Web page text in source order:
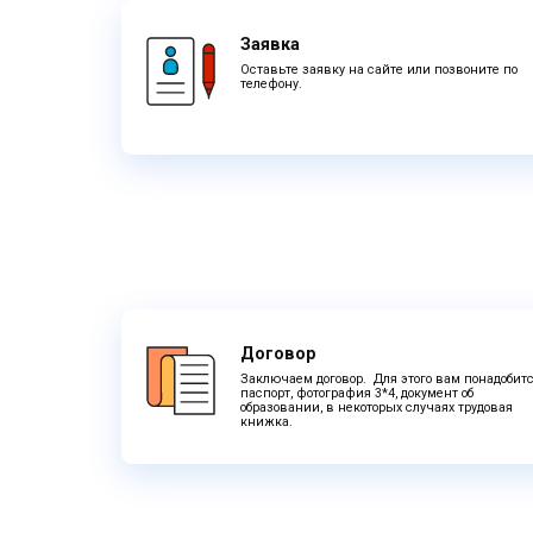
Заявка
Оставьте заявку на сайте или позвоните по
телефону.
Договор
Заключаем договор. Для этого вам
паспорт, фотография 3*4, документ об
образовании, в некоторых случаях трудовая
книжка.